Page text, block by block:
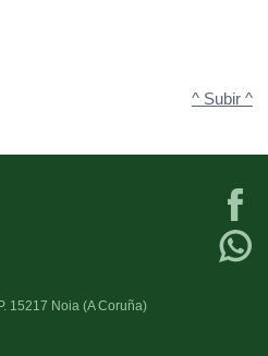
^ Subir ^
15217 Noia (A Coruña)